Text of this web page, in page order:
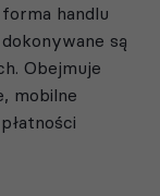
handlu
są
Obejmuje
mobilne